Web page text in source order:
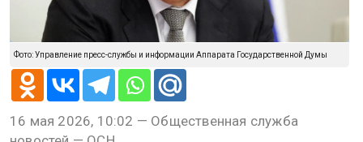
Фото: Управление пресс-службы и информации Аппарата Государственной Думы
16 мая 2026, 10:02 — Общественная служба